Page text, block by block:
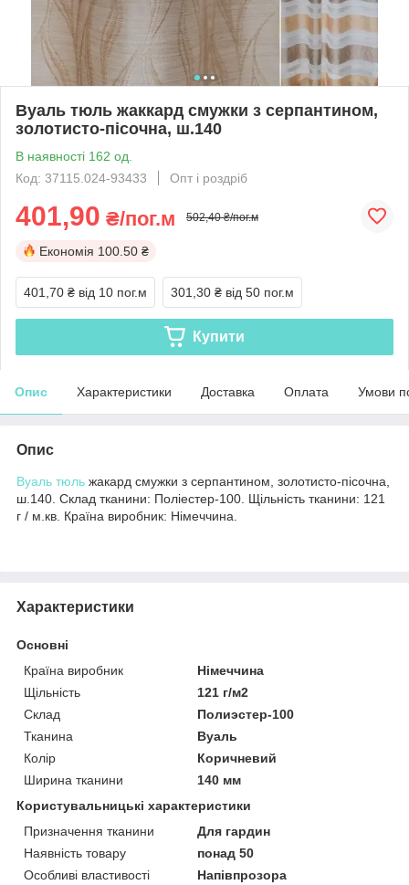
Вуаль тюль жаккард смужки з серпантином,
золотисто-пісочна, ш.140
В наявності 162 од.
Код: 37115.024-93433
Опт і роздріб
401,90 ₴/пог.м 502,40 ₴/пог.м
Економія 100.50 ₴
401,70 ₴ від 10 пог.м 301,30 ₴ від 50 пог.м
Купити
Опис Характеристики Доставка Оплата Умови
Опис
Вуаль тюль жакард смужки з серпантином, золотисто-пісочна,
ш.140. Склад тканини: Поліестер-100. Щільність тканини: 121
г / м.кв. Країна виробник: Німеччина.
Характеристики
Основні
Країна виробник
Німеччина
Щільність
121 г/м2
Склад
Полиэстер-100
Тканина
Вуаль
Колір
Коричневий
Ширина тканини
140 мм
Користувальницькі характеристики
Призначення тканини
Для гардин
Наявність товару
понад 50
Особливі властивості
Напівпрозора